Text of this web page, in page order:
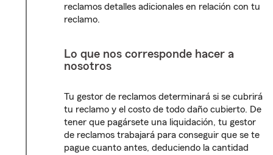
reclamos detalles adicionales en relación con tu
reclamo.
Lo que nos corresponde hacer a
nosotros
Tu gestor de reclamos determinará si se cubrirá
tu reclamo y el costo de todo daño cubierto. De
tener que pagársete una liquidación, tu gestor
de reclamos trabajará para conseguir que se te
pague cuanto antes, deduciendo la cantidad